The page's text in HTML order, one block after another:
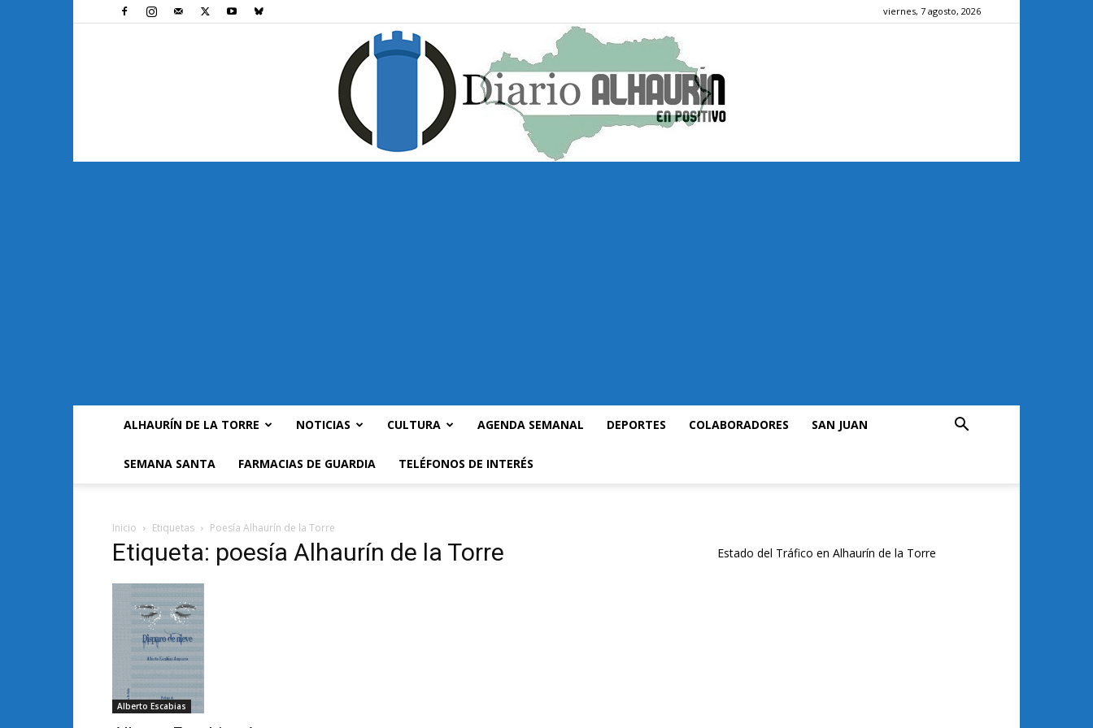
viernes, 7 agosto, 2026
ALHAURÍN DE LA TORRE NOTICIAS CULTURA AGENDA SEMANAL DEPORTES COLABORADORES SAN JUAN
SEMANA SANTA FARMACIAS DE GUARDIA TELÉFONOS DE INTERÉS
Inicio Etiquetas Poesía Alhaurín de la Torre
Etiqueta: poesía Alhaurín de la Torre
Alberto Escabias
Estado del Tráfico en Alhaurín de la Torre